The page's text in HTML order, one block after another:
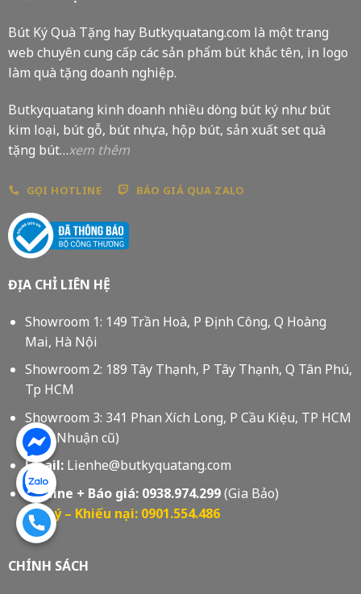
Bút Ký Quà Tặng hay Butkyquatang.com là một trang
web chuyên cung cấp các sản phẩm bút khắc tên, in logo
làm quà tặng doanh nghiệp.
Butkyquatang kinh doanh nhiều dòng bút ký như bút
kim loại, bút gỗ, bút nhựa, hộp bút, sản xuất set quà
tặng bút…xem thêm
GỌI HOTLINE BÁO GIÁ QUA ZALO
ĐỊA CHỈ LIÊN HỆ
Showroom 1: 149 Trần Hoà, P Định Công, Q Hoàng
Mai, Hà Nội
Showroom 2: 189 Tây Thạnh, P Tây Thạnh, Q Tân Phú,
Tp HCM
Showroom 3: 341 Phan Xích Long, P Cầu Kiệu, TP HCM
(Phú Nhuận cũ)
Email:Lienhe@butkyquatang.com
Hotline + Báo giá: 0938.974.299(Gia Bảo)
Góp ý – Khiếu nại: 0901.554.486
CHÍNH SÁCH